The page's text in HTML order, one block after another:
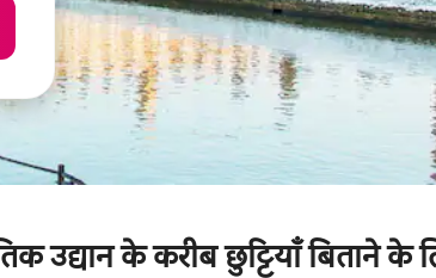
उद्यान के करीब छुट्टियाँ बिताने